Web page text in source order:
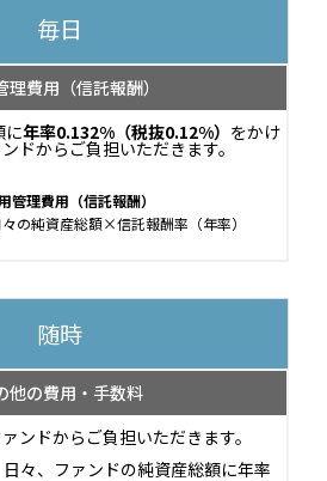
毎日
理費用 （信託報酬）
に年率0.132%（税抜0.12%） をかけ
ドからご負担いただきます。
管理費用（信託報酬）
の純資産総額×信託報酬率（年率）
随時
他の費用・手数料
ンドからご負担いただきます。
々、ファンドの純資産総額に年率